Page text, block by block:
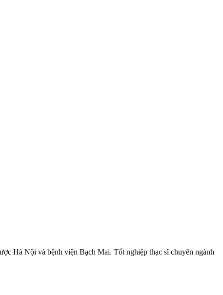
Hà Nội và bệnh viện Bạch Mai. Tốt nghiệp thạc sĩ chuyên ngành